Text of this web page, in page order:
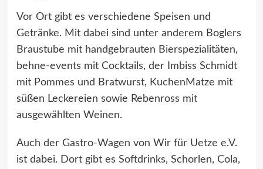
Vor Ort gibt es verschiedene Speisen und
Getränke. Mit dabei sind unter anderem Boglers
Braustube mit handgebrauten Bierspezialitäten,
behne-events mit Cocktails, der Imbiss Schmidt
mit Pommes und Bratwurst, KuchenMatze mit
süßen Leckereien sowie Rebenross mit
ausgewählten Weinen.
Auch der Gastro-Wagen von Wir für Uetze e.V.
ist dabei. Dort gibt es Softdrinks, Schorlen, Cola,